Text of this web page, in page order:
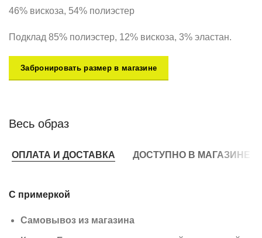
46% вискоза, 54% полиэстер
Подклад 85% полиэстер, 12% вискоза, 3% эластан.
Забронировать размер в магазине
Весь образ
ОПЛАТА И ДОСТАВКА ДОСТУПНО В МАГАЗИНЕ
С примеркой
Самовывоз из магазина